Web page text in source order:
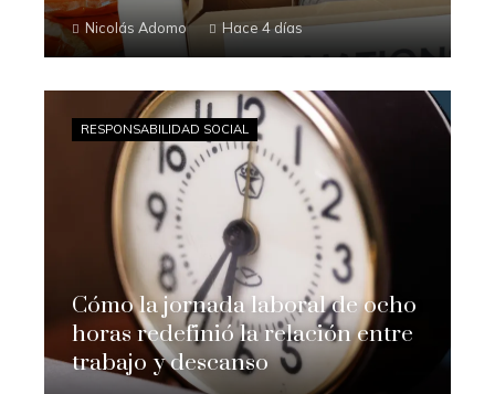
Nicolás Adomo Hace 4 días
RESPONSABILIDAD SOCIAL
Cómo la jornada laboral de ocho
horas redefinió la relación entre
trabajo y descanso